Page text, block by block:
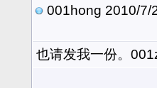
001hong 2010/7/
也请发我一份。